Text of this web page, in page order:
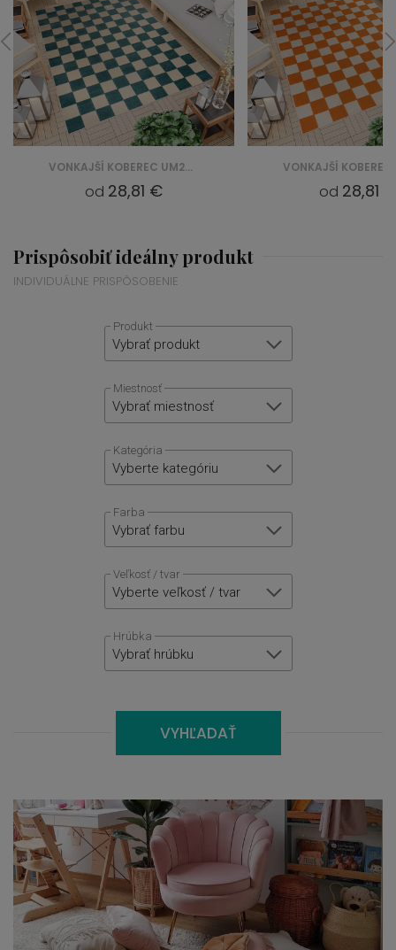
VONKAJŠÍ KOBEREC UM27D DARK BLUE CHECKER GJD - KRÉMOVÁ, KREMOWY
od 28,81 € od 28,81 €
Prispôsobiť ideálny produkt
INDIVIDUÁLNE PRISPÔSOBENIE
Produkt
Vybrať produkt
Miestnosť
Vybrať miestnosť
Kategória
Vyberte kategóriu
Farba
Vybrať farbu
Veľkosť / tvar
Vyberte veľkosť / tvar
Hrúbka
Vybrať hrúbku
VYHĽADAŤ